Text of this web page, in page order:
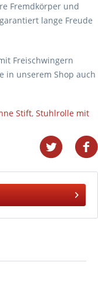
Fremdkörper und
lange Freude
Freischwingern
in unserem Shop auch
Stift, Stuhlrolle mit